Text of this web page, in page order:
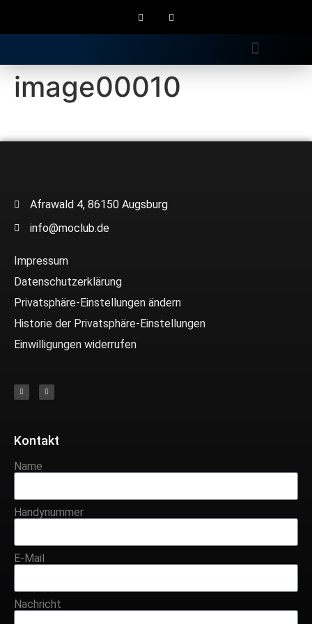
image00010
Afrawald 4, 86150 Augsburg
info@moclub.de
Impressum
Datenschutzerklärung
Privatsphäre-Einstellungen ändern
Historie der Privatsphäre-Einstellungen
Einwilligungen widerrufen
Kontakt
Name
Handynummer
E-Mail
Nachricht